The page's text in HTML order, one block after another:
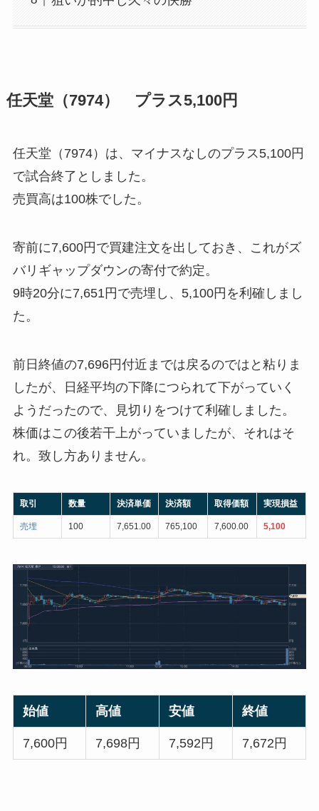
任天堂（7974） プラス5,100円
任天堂（7974）は、マイナスなしのプラス5,100円
で試合終了としました。
売買高は100株でした。
寄前に7,600円で買建注文を出しておき、これがズ
バリギャップダウンの寄付で約定。
9時20分に7,651円で売埋し、5,100円を利確しまし
た。
前日終値の7,696円付近までは戻るのではと粘りま
したが、日経平均の下降につられて下がっていく
ようだったので、見切りをつけて利確しました。
株価はこの後若干上がっていましたが、それはそ
れ。致し方ありません。
取引 数量 決済単価 決済額 取得価額 実現損益
売埋 100 7,651.00 765,100 7,600.00 5,100
始値 高値 安値 終値
7,600円 7,698円 7,592円 7,672円